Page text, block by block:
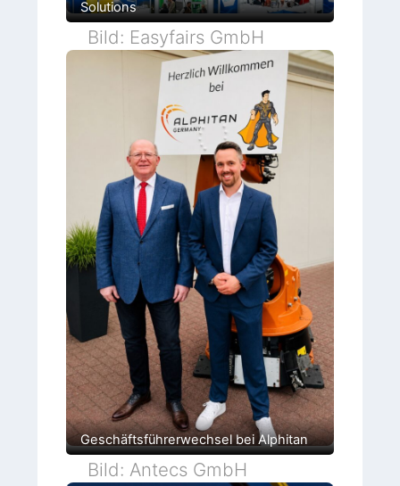
Solutions
Bild: Easyfairs GmbH
Geschäftsführerwechsel bei Alphitan
Bild: Antecs GmbH